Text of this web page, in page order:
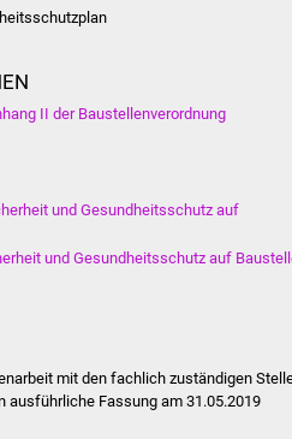
II der Baustellenverordnung
und Gesundheitsschutz auf
und Gesundheitsschutz auf
mit den fachlich zuständigen
ausführliche Fassung am 31.05.2019